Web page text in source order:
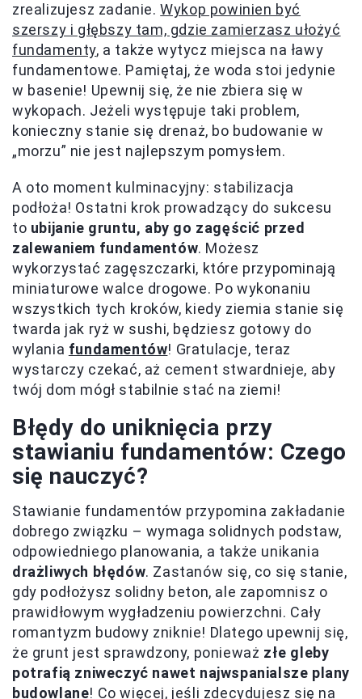
zrealizujesz zadanie.Wykop powinien być
szerszy i głębszy tam, gdzie zamierzasz ułożyć
fundamenty, a także wytycz miejsca na ławy
fundamentowe. Pamiętaj, że woda stoi jedynie
w basenie! Upewnij się, że nie zbiera się w
wykopach. Jeżeli występuje taki problem,
konieczny stanie się drenaż, bo budowanie w
„morzu” nie jest najlepszym pomysłem.
A oto moment kulminacyjny: stabilizacja
podłoża! Ostatni krok prowadzący do sukcesu
to ubijanie gruntu, aby go zagęścić przed
zalewaniem fundamentów. Możesz
wykorzystać zagęszczarki, które przypominają
miniaturowe walce drogowe. Po wykonaniu
wszystkich tych kroków, kiedy ziemia stanie się
twarda jak ryż w sushi, będziesz gotowy do
wylania fundamentów! Gratulacje, teraz
wystarczy czekać, aż cement stwardnieje, aby
twój dom mógł stabilnie stać na ziemi!
Błędy do uniknięcia przy
stawianiu fundamentów: Czego
się nauczyć?
Stawianie fundamentów przypomina zakładanie
dobrego związku – wymaga solidnych podstaw,
odpowiedniego planowania, a także unikania
drażliwych błędów. Zastanów się, co się stanie,
gdy podłożysz solidny beton, ale zapomnisz o
prawidłowym wygładzeniu powierzchni. Cały
romantyzm budowy zniknie! Dlatego upewnij się,
że grunt jest sprawdzony, ponieważ złe gleby
potrafią zniweczyć nawet najwspanialsze plany
budowlane! Co więcej, jeśli zdecydujesz się na